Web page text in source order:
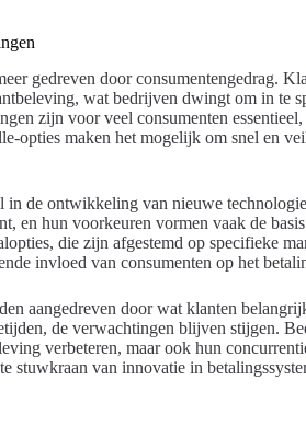
gedreven door consumentengedrag.
wat bedrijven dwingt om in te
zijn voor veel consumenten
opties maken het mogelijk om snel en
in de ontwikkeling van nieuwe
en hun voorkeuren vormen vaak de
die zijn afgestemd op specifieke
invloed van consumenten op het
aangedreven door wat klanten
de verwachtingen blijven stijgen.
verbeteren, maar ook hun
stuwkraan van innovatie in